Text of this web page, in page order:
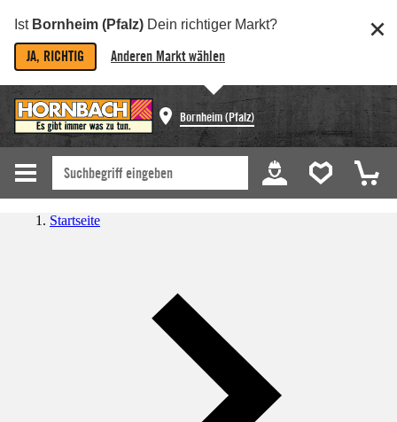
Ist Bornheim (Pfalz) Dein richtiger Markt?
JA, RICHTIG Anderen Markt wählen
Bornheim (Pfalz)
Startseite